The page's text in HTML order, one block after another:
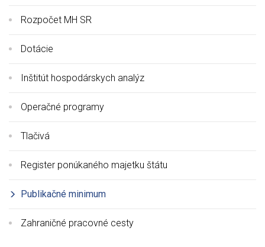
Rozpočet MH SR
Dotácie
Inštitút hospodárskych analýz
Operačné programy
Tlačivá
Register ponúkaného majetku štátu
Publikačné minimum
Zahraničné pracovné cesty